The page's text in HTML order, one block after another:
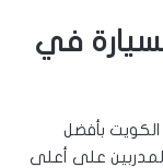
في
بأفضل
على أعلى